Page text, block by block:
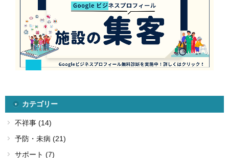
カテゴリー
不祥事 (14)
予防・未病 (21)
サポート (7)